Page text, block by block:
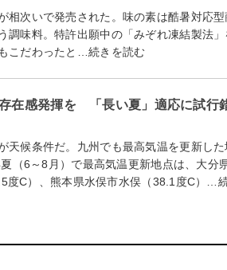
次いで発売された。味の素は酷暑対応
調味料。特許出願中の「みぞれ凍結製法
こだわったと…続きを読む
在感発揮を 「長い夏」適応に試行
候条件だ。九州でも最高気温を更新した
（6～8月）で最高気温更新地点は、大分
度C）、熊本県水俣市水俣（38.1度C）…